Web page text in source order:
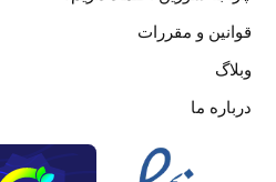
قوانین و مقررات
وبلاگ
درباره ما